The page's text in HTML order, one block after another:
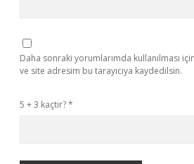
Daha sonraki yorumlarımda kullanılması
ve site adresim bu tarayıcıya kaydedilsin.
5 + 3 kaçtır?*